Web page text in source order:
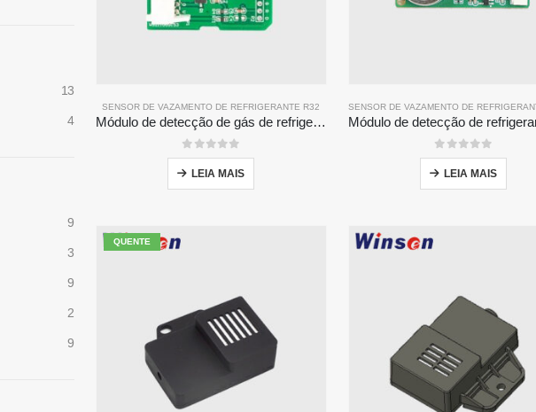
SENSOR DE VAZAMENTO DE REFRIGERANTE R32
Módulo de detecção de gás de refrigerante ZP201 | Sensor de vazamento R32 de alta sensibilidade
0fora de 5
LEIA MAIS
SENSOR DE VAZAMENTO DE
0fora de 5
LEIA MAIS
QUENTE
13
4
9
3
9
2
9